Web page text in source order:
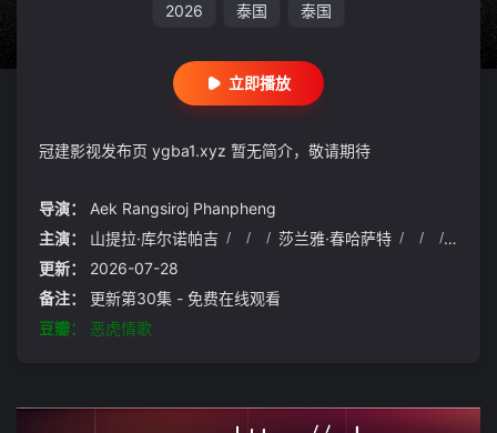
2026 泰国 泰国
立即播放
冠建影视发布页 ygba1.xyz 暂无简介，敬请期待
导演：
Aek Rangsiroj Phanpheng
主演：
山提拉·库尔诺帕吉 / / / 莎兰雅·春哈萨特 / / / 维察
更新：
2026-07-28
备注：
更新第30集 - 免费在线观看
豆瓣：
恶虎情歌